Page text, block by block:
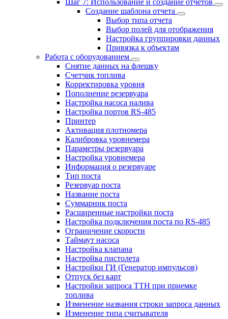
Создание шаблона отчета
Выбор типа отчета
Выбор полей для отображения
Настройка группировки данных
Привязка к объектам
Работа с оборудованием
Снятие данных на флешку
Счетчик топлива
Корректировка уровня
Пополнение резервуара
Настройка насоса налива
Настройка портов RS-485
Принтер
Активация плотномера
Калибровка уровнемера
Параметры резервуара
Настройка уровнемера
Информация о резервуаре
Тип поста
Резервуар поста
Название поста
Суммарник поста
Расширенные настройки поста
Настройка подключения поста по RS-485
Ограничение скорости
Таймаут насоса
Настройка клапана
Настройка пистолета
Настройки ГИ (Генератор импульсов)
Отпуск без карт
Настройки запроса ТТН при приемке
топлива
Изменение названия строки запроса данных
Изменение типа считывателя